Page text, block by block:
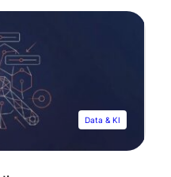
GPT (Generative
mit riesigen
Feinheiten […]
Data & KI